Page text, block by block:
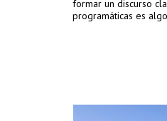
formar un discurso
programáticas es